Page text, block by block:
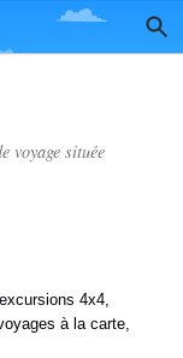
voyage située
excursions 4x4,
à la carte,